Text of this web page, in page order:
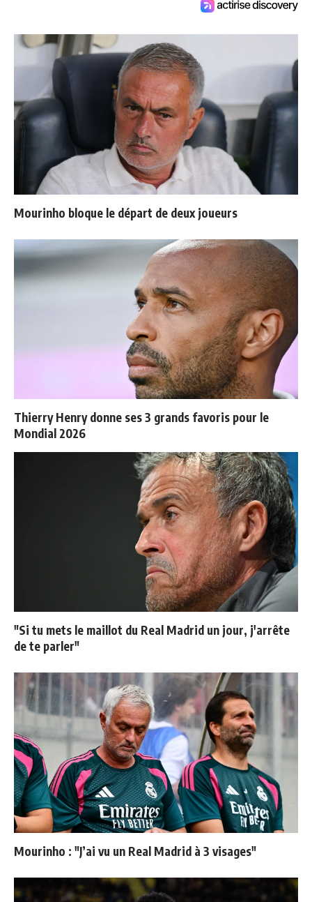
Mourinho bloque le départ de deux joueurs
Thierry Henry donne ses 3 grands favoris pour le
Mondial 2026
"Si tu mets le maillot du Real Madrid un jour, j'arrête
de te parler"
Mourinho : "J’ai vu un Real Madrid à 3 visages"